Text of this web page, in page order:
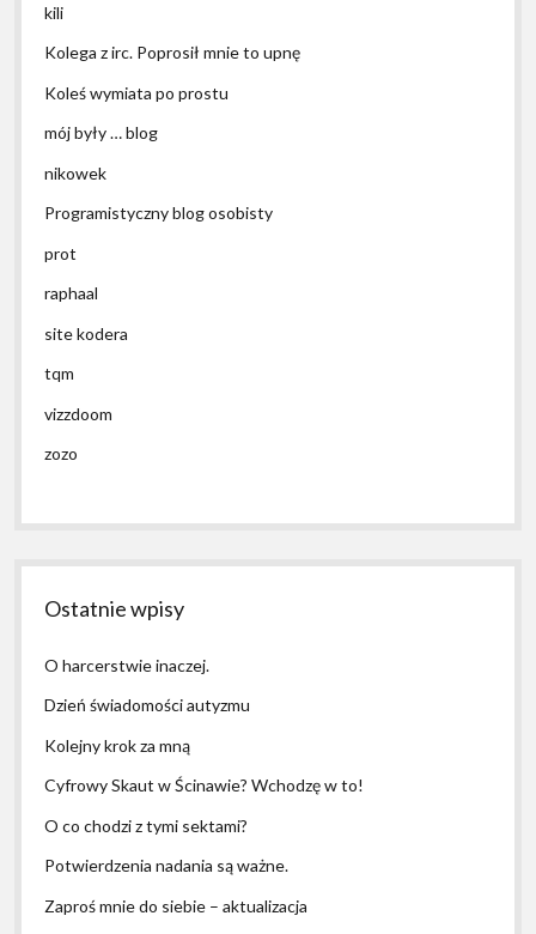
kili
Kolega z irc. Poprosił mnie to upnę
Koleś wymiata po prostu
mój były … blog
nikowek
Programistyczny blog osobisty
prot
raphaal
site kodera
tqm
vizzdoom
zozo
Ostatnie wpisy
O harcerstwie inaczej.
Dzień świadomości autyzmu
Kolejny krok za mną
Cyfrowy Skaut w Ścinawie? Wchodzę w to!
O co chodzi z tymi sektami?
Potwierdzenia nadania są ważne.
Zaproś mnie do siebie – aktualizacja